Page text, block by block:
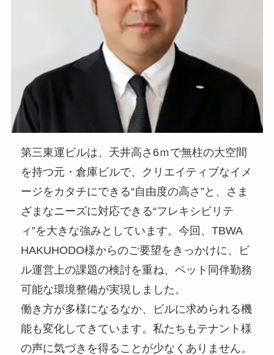
第三東運ビルは、天井高さ6ｍで無柱の大空間
を持つ元・倉庫ビルで、クリエイティブなイメ
ージをカタチにできる“自由度の高さ”と、さま
ざまなニーズに対応できる“フレキシビリテ
ィ”を大きな強みとしています。今回、TBWA
HAKUHODO様からのご要望をきっかけに、ビ
ル運営上の課題の検討を重ね、ペット同伴勤務
可能な環境整備が実現しました。
働き方が多様になるなか、ビルに求められる機
能も変化してきています。私たちもテナント様
の声に気づきを得ることが少なくありません。